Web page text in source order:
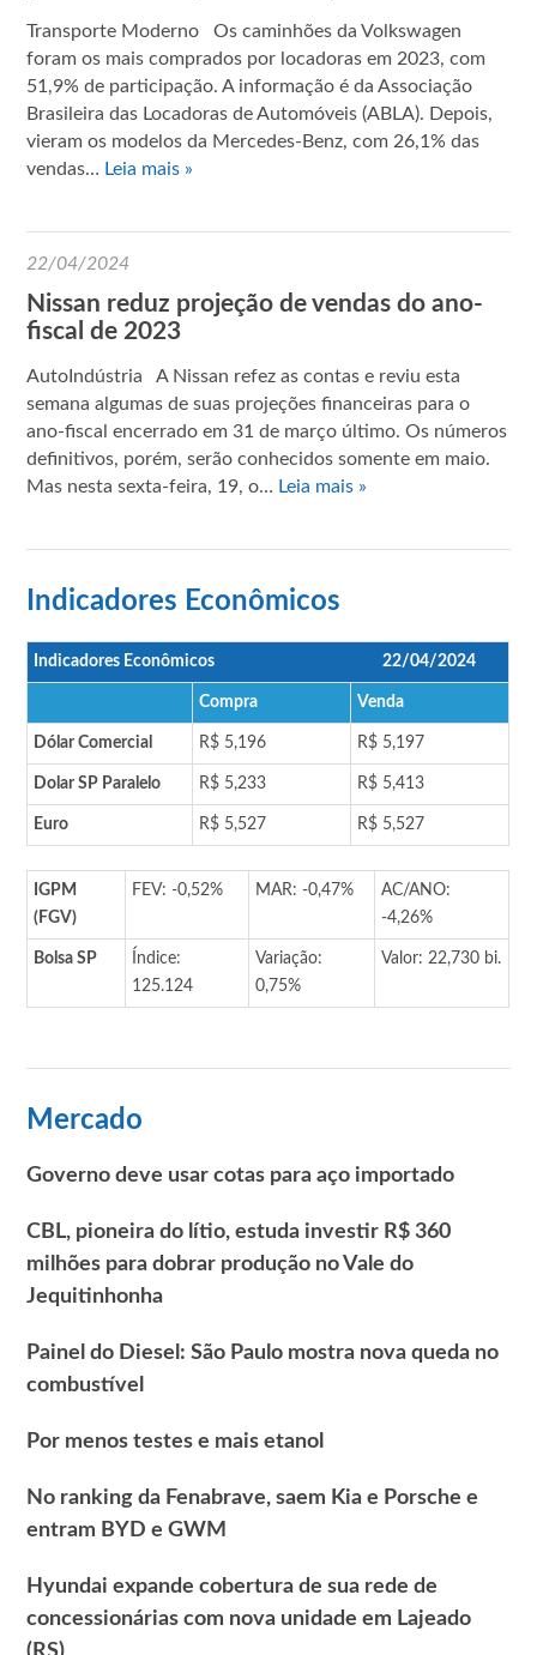
Transporte Moderno Os caminhões da Volkswagen
foram os mais comprados por locadoras em 2023, com
51,9% de participação. A informação é da Associação
Brasileira das Locadoras de Automóveis (ABLA). Depois,
vieram os modelos da Mercedes-Benz, com 26,1% das
vendas… Leia mais »
22/04/2024
Nissan reduz projeção de vendas do ano-
fiscal de 2023
AutoIndústria A Nissan refez as contas e reviu esta
semana algumas de suas projeções financeiras para o
ano-fiscal encerrado em 31 de março último. Os números
definitivos, porém, serão conhecidos somente em maio.
Mas nesta sexta-feira, 19, o… Leia mais »
Indicadores Econômicos
Indicadores Econômicos 22/04/2024
Compra Venda
Dólar Comercial R$ 5,196 R$ 5,197
Dolar SP Paralelo R$ 5,233 R$ 5,413
Euro R$ 5,527 R$ 5,527
IGPM
(FGV)
FEV: -0,52% MAR: -0,47%
AC/ANO:
-4,26%
Bolsa SP
Índice:
125.124
Variação:
0,75%
Valor: 22,730 bi.
Mercado
Governo deve usar cotas para aço importado
CBL, pioneira do lítio, estuda investir R$ 360
milhões para dobrar produção no Vale do
Jequitinhonha
Painel do Diesel: São Paulo mostra nova queda no
combustível
Por menos testes e mais etanol
No ranking da Fenabrave, saem Kia e Porsche e
entram BYD e GWM
Hyundai expande cobertura de sua rede de
concessionárias com nova unidade em Lajeado